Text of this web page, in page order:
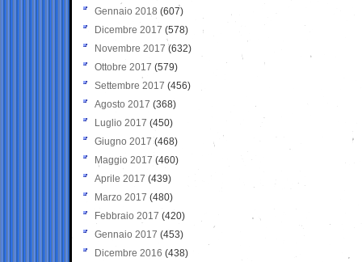
Gennaio 2018 (607)
Dicembre 2017 (578)
Novembre 2017 (632)
Ottobre 2017 (579)
Settembre 2017 (456)
Agosto 2017 (368)
Luglio 2017 (450)
Giugno 2017 (468)
Maggio 2017 (460)
Aprile 2017 (439)
Marzo 2017 (480)
Febbraio 2017 (420)
Gennaio 2017 (453)
Dicembre 2016 (438)